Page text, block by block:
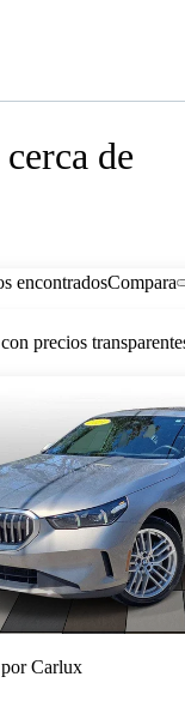
de
encontradosCompara
precios
Carlux